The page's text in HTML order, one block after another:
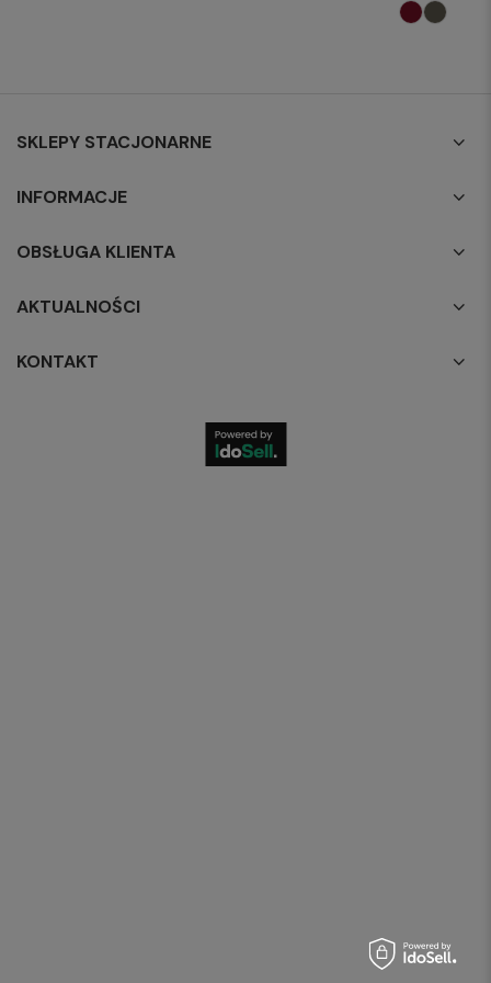
SKLEPY STACJONARNE
INFORMACJE
OBSŁUGA KLIENTA
AKTUALNOŚCI
KONTAKT